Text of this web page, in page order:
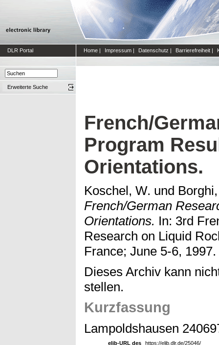
DLR Portal Home | Impressum | Datenschutz | Barrierefreiheit |
Erweiterte Suche
French/
Program
Orientations.
Koschel, W. und
French/German
Orientations. In: 3rd
Research on Liquid
France; June 5-6, 1997.
Dieses Archiv kann
stellen.
Kurzfassung
Lampoldshausen
elib-URL des
https://elib.dlr.de/25046/